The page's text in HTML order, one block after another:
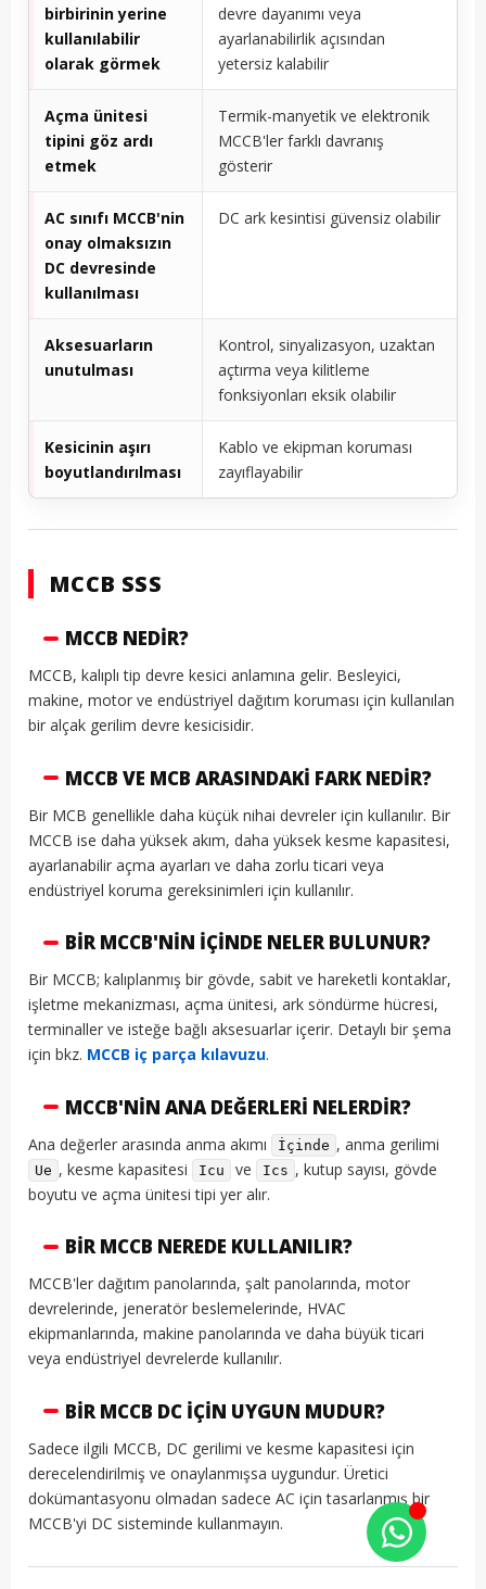
birbirinin yerine
kullanılabilir
olarak görmek
devre dayanımı veya
ayarlanabilirlik açısından
yetersiz kalabilir
Açma ünitesi
tipini göz ardı
etmek
Termik-manyetik ve elektronik
MCCB'ler farklı davranış
gösterir
AC sınıfı MCCB'nin
onay olmaksızın
DC devresinde
kullanılması
DC ark kesintisi güvensiz olabilir
Aksesuarların
unutulması
Kontrol, sinyalizasyon, uzaktan
açtırma veya kilitleme
fonksiyonları eksik olabilir
Kesicinin aşırı
boyutlandırılması
Kablo ve ekipman koruması
zayıflayabilir
MCCB SSS
MCCB NEDIR?
MCCB, kalıplı tip devre kesici anlamına gelir. Besleyici,
makine, motor ve endüstriyel dağıtım koruması için kullanılan
bir alçak gerilim devre kesicisidir.
MCCB VE MCB ARASINDAKI FARK NEDIR?
Bir MCB genellikle daha küçük nihai devreler için kullanılır. Bir
MCCB ise daha yüksek akım, daha yüksek kesme kapasitesi,
ayarlanabilir açma ayarları ve daha zorlu ticari veya
endüstriyel koruma gereksinimleri için kullanılır.
BIR MCCB'NIN IÇINDE NELER BULUNUR?
Bir MCCB; kalıplanmış bir gövde, sabit ve hareketli kontaklar,
işletme mekanizması, açma ünitesi, ark söndürme hücresi,
terminaller ve isteğe bağlı aksesuarlar içerir. Detaylı bir şema
için bkz. MCCB iç parça kılavuzu.
MCCB'NIN ANA DEĞERLERI NELERDIR?
Ana değerler arasında anma akımı İçinde , anma gerilimi
Ue , kesme kapasitesi Icu ve Ics , kutup sayısı, gövde
boyutu ve açma ünitesi tipi yer alır.
BIR MCCB NEREDE KULLANILIR?
MCCB'ler dağıtım panolarında, şalt panolarında, motor
devrelerinde, jeneratör beslemelerinde, HVAC
ekipmanlarında, makine panolarında ve daha büyük ticari
veya endüstriyel devrelerde kullanılır.
BIR MCCB DC IÇIN UYGUN MUDUR?
Sadece ilgili MCCB, DC gerilimi ve kesme kapasitesi için
derecelendirilmiş ve onaylanmışsa uygundur. Üretici
dokümantasyonu olmadan sadece AC için tasarlanmış bir
MCCB'yi DC sisteminde kullanmayın.